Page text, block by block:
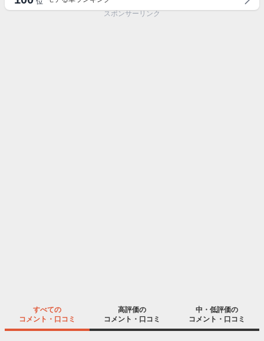
スポンサーリンク
すべての
コメント・口コミ
高評価の
コメント・口コミ
中・低評価の
コメント・口コミ